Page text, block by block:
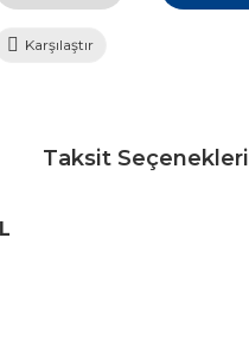
Karşılaştır
Taksit Seçenekleri